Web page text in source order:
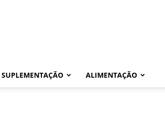
SUPLEMENTAÇÃO ALIMENTAÇÃO